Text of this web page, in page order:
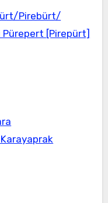
Pirebürt/
[Pirepürt]